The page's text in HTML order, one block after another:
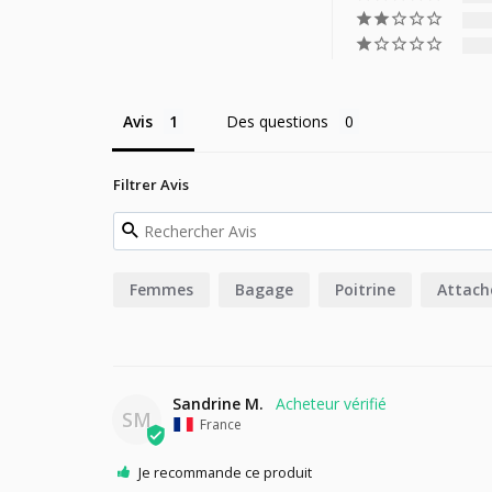
Avis Des questions
Filtrer Avis
Femmes Bagage Poitrine
SM
Sandrine M.
France
Je recommande ce produit